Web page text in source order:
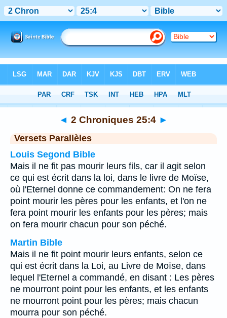
>Chapitre 25 > Verset 4
◄ 2 Chroniques 25:4 ►
Versets Parallèles
Louis Segond Bible
Mais il ne fit pas mourir leurs fils, car il agit selon
ce qui est écrit dans la loi, dans le livre de Moïse,
où l'Eternel donne ce commandement: On ne fera
point mourir les pères pour les enfants, et l'on ne
fera point mourir les enfants pour les pères; mais
on fera mourir chacun pour son péché.
Martin Bible
Mais il ne fit point mourir leurs enfants, selon ce
qui est écrit dans la Loi, au Livre de Moïse, dans
lequel l'Eternel a commandé, en disant : Les pères
ne mourront point pour les enfants, et les enfants
ne mourront point pour les pères; mais chacun
mourra pour son péché.